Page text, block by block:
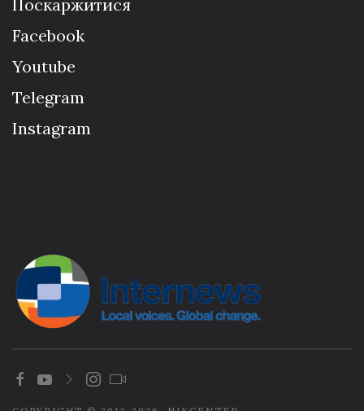
Поскаржитися
Facebook
Youtube
Telegram
Instagram